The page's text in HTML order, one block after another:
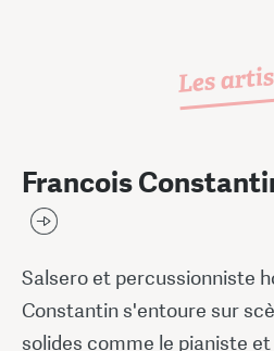
Les
Francois
Salsero et percussionniste
Constantin s'entoure sur
solides comme le pianiste